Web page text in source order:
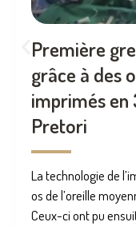
Première
grâce à des
imprimés en
Pretori
La technologie de
os de l’oreille
Ceux-ci ont pu